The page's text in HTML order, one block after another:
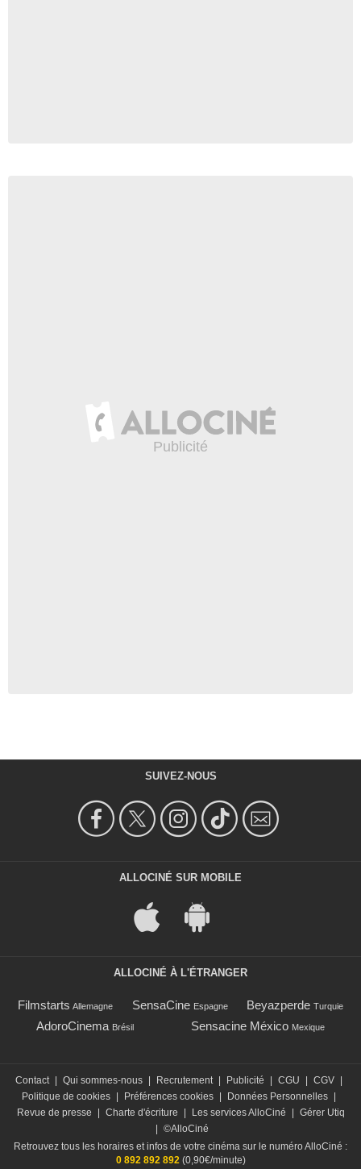
SUIVEZ-NOUS
ALLOCINÉ SUR MOBILE
ALLOCINÉ À L'ÉTRANGER
Filmstarts Allemagne SensaCine Espagne Beyazperde Turquie
AdoroCinema Brésil Sensacine México Mexique
Contact | Qui sommes-nous | Recrutement | Publicité | CGU | CGV |
Politique de cookies | Préférences cookies | Données Personnelles |
Revue de presse
| Charte d'écriture | Les services AlloCiné | Gérer Utiq
| ©AlloCiné
Retrouvez tous les horaires et infos de votre cinéma sur le numéro AlloCiné :
0 892 892 892 (0,90€/minute)